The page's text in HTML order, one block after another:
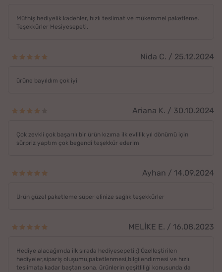
Müthiş hediyelik kadehler, hızlı teslimat ve mükemmel paketleme.
Teşekkürler Hesiyesepeti.
Nida C. / 25.12.2024
ürüne bayıldım çok iyi
Ariana K. / 30.10.2024
Çok zevkli çok başarılı bir ürün kızıma ilk evlilik yıl dönümü için
sürpriz yaptım çok beğendi teşekkür ederim
Ayhan / 14.09.2024
Ürün güzel paketleme süper elinize sağlık teşekkürler
MELİKE E. / 16.08.2023
Hediye alacağımda ilk sırada hediyesepeti :) Özelleştirilen
hediyeler,sipariş oluşumu,paketlenmesi,bilgilendirmesi ve hızlı
teslimata kadar baştan sona, ürünlerin çeşitliliği konusunda da